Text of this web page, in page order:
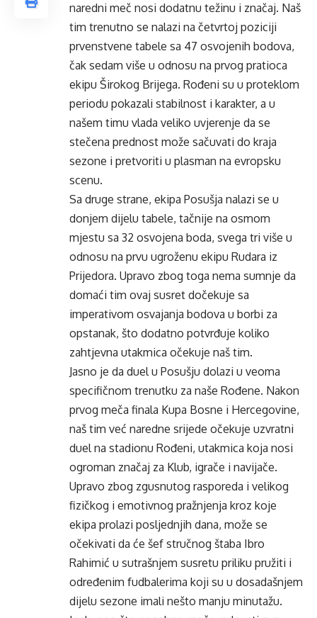
naredni meč nosi dodatnu težinu i značaj. Naš
tim trenutno se nalazi na četvrtoj poziciji
prvenstvene tabele sa 47 osvojenih bodova,
čak sedam više u odnosu na prvog pratioca
ekipu Širokog Brijega. Rođeni su u proteklom
periodu pokazali stabilnost i karakter, a u
našem timu vlada veliko uvjerenje da se
stečena prednost može sačuvati do kraja
sezone i pretvoriti u plasman na evropsku
scenu.
Sa druge strane, ekipa Posušja nalazi se u
donjem dijelu tabele, tačnije na osmom
mjestu sa 32 osvojena boda, svega tri više u
odnosu na prvu ugroženu ekipu Rudara iz
Prijedora. Upravo zbog toga nema sumnje da
domaći tim ovaj susret dočekuje sa
imperativom osvajanja bodova u borbi za
opstanak, što dodatno potvrđuje koliko
zahtjevna utakmica očekuje naš tim.
Jasno je da duel u Posušju dolazi u veoma
specifičnom trenutku za naše Rođene. Nakon
prvog meča finala Kupa Bosne i Hercegovine,
naš tim već naredne srijede očekuje uzvratni
duel na stadionu Rođeni, utakmica koja nosi
ogroman značaj za Klub, igrače i navijače.
Upravo zbog zgusnutog rasporeda i velikog
fizičkog i emotivnog pražnjenja kroz koje
ekipa prolazi posljednjih dana, može se
očekivati da će šef stručnog štaba Ibro
Rahimić u sutrašnjem susretu priliku pružiti i
određenim fudbalerima koji su u dosadašnjem
dijelu sezone imali nešto manju minutažu.